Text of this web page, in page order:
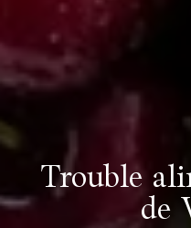
Trouble
de